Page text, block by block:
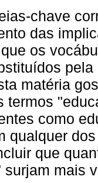
chave
das
os
matéria
termos
como
qualquer
que
surjam mais